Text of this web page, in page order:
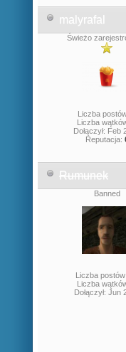
malyrafal
Świeżo
Liczba
Liczba
Dołączył: Feb
Reputacja:
Rumunek
Banned
Liczba
Liczba
Dołączył: Jun